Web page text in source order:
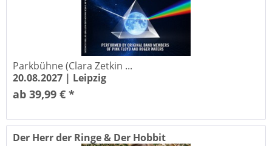
Parkbühne (Clara Zetkin ...
20.08.2027 | Leipzig
ab 39,99 € *
Der Herr der Ringe & Der Hobbit